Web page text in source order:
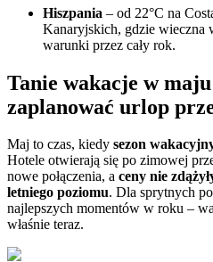
Hiszpania – od 22°C na
Kanaryjskich, gdzie wieczna
warunki przez cały rok.
Tanie wakacje w
zaplanować urlop
Maj to czas, kiedy sezon
Hotele otwierają się po zimowej
nowe połączenia, a ceny nie
letniego poziomu. Dla sprytnych
najlepszych momentów w roku –
właśnie teraz.